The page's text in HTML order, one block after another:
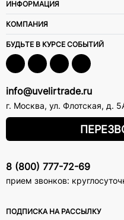
ИНФОРМАЦИЯ
КОМПАНИЯ
БУДЬТЕ В КУРСЕ СОБЫТИЙ
info@uvelirtrade.ru
г. Москва, ул. Флотская, д.
8 (800) 777-72-69
прием звонков:
ПОДПИСКА НА РАССЫЛКУ